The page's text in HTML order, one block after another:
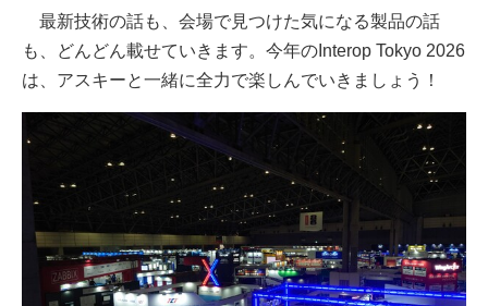
最新技術の話も、会場で見つけた気になる製品の話
も、どんどん載せていきます。今年のInterop Tokyo 2026
は、アスキーと一緒に全力で楽しんでいきましょう！